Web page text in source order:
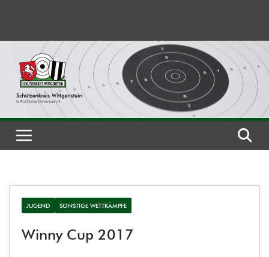
springen
JUGEND SONSTIGE WETTKÄMPFE
Winny Cup 2017